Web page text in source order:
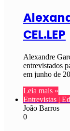
CEL.LEP
Alexandre
entrevistados
em junho de
Leia mais »
Entrevistas |
João Barros
0